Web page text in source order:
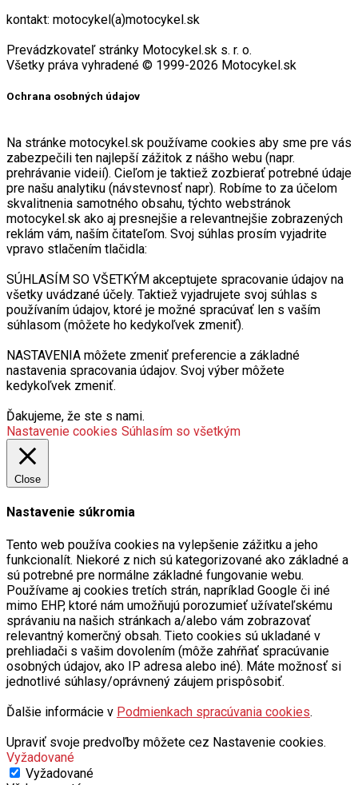
kontakt: motocykel(a)motocykel.sk
Prevádzkovateľ stránky Motocykel.sk s. r. o.
Všetky práva vyhradené © 1999-2026 Motocykel.sk
Ochrana osobných údajov
Na stránke motocykel.sk používame cookies aby sme pre vás
zabezpečili ten najlepší zážitok z nášho webu (napr.
prehrávanie videií). Cieľom je taktiež zozbierať potrebné údaje
pre našu analytiku (návstevnosť napr). Robíme to za účelom
skvalitnenia samotného obsahu, týchto webstránok
motocykel.sk ako aj presnejšie a relevantnejšie zobrazených
reklám vám, naším čitateľom. Svoj súhlas prosím vyjadrite
vpravo stlačením tlačidla:
SÚHLASÍM SO VŠETKÝM akceptujete spracovanie údajov na
všetky uvádzané účely. Taktiež vyjadrujete svoj súhlas s
používaním údajov, ktoré je možné spracúvať len s vaším
súhlasom (môžete ho kedykoľvek zmeniť).
NASTAVENIA môžete zmeniť preferencie a základné
nastavenia spracovania údajov. Svoj výber môžete
kedykoľvek zmeniť.
Ďakujeme, že ste s nami.
Nastavenie cookies Súhlasím so všetkým
Close
Nastavenie súkromia
Tento web používa cookies na vylepšenie zážitku a jeho
funkcionalít. Niekoré z nich sú kategorizované ako základné a
sú potrebné pre normálne základné fungovanie webu.
Používame aj cookies tretích strán, napríklad Google či iné
mimo EHP, ktoré nám umožňujú porozumieť užívateľskému
správaniu na našich stránkach a/alebo vám zobrazovať
relevantný komerčný obsah. Tieto cookies sú ukladané v
prehliadači s vašim dovolením (môže zahŕňať spracúvanie
osobných údajov, ako IP adresa alebo iné). Máte možnosť si
jednotlivé súhlasy/oprávnený záujem prispôsobiť.
Ďalšie informácie v Podmienkach spracúvania cookies.
Upraviť svoje predvoľby môžete cez Nastavenie cookies.
Vyžadované
Vyžadované